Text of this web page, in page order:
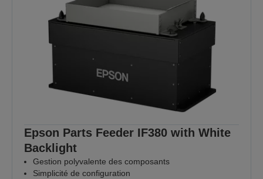
Epson Parts Feeder IF380 with White
Backlight
Gestion polyvalente des composants
Simplicité de configuration